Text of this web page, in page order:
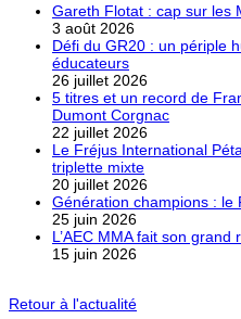
Gareth Flotat : cap sur les
3 août 2026
Défi du GR20 : un périple
éducateurs
26 juillet 2026
5 titres et un record de
Dumont Corgnac
22 juillet 2026
Le Fréjus International
triplette mixte
20 juillet 2026
Génération champions : le
25 juin 2026
L’AEC MMA fait son
15 juin 2026
Retour à l'actualité